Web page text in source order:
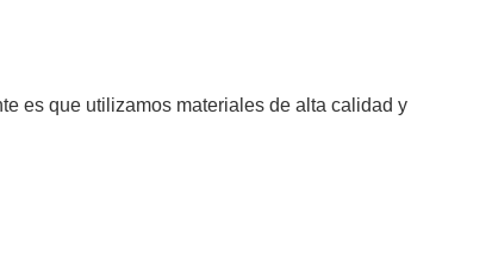
es que utilizamos materiales de alta calidad y